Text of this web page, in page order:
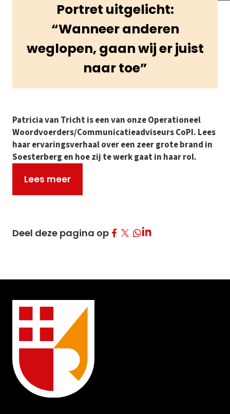
Portret uitgelicht:
“Wanneer anderen
weglopen, gaan wij er juist
naar toe”
Patricia van Tricht is een van onze Operationeel
Woordvoerders/Communicatieadviseurs CoPI. Lees
haar ervaringsverhaal over een zeer grote brand in
Soesterberg en hoe zij te werk gaat in haar rol.
Lees meer
Deel deze pagina opDeel op Facebook
Deel op Twitter
Deel op Whatsapp
Deel op LinkedIn